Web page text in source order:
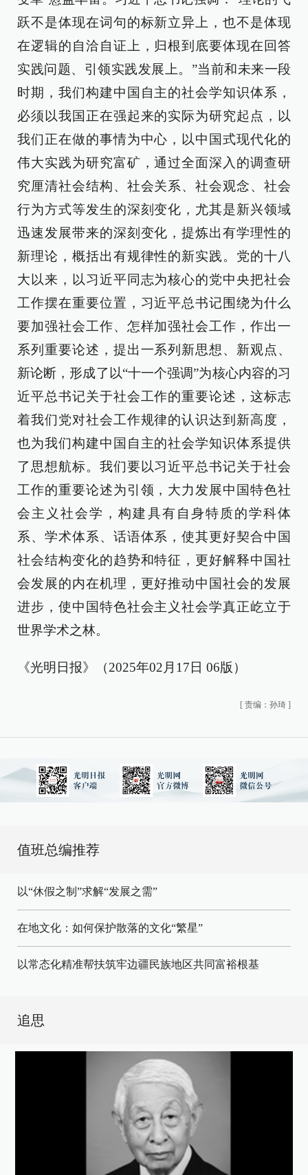
跃不是体现在词句的标新立异上，也不是体现
在逻辑的自洽自证上，归根到底要体现在回答
实践问题、引领实践发展上。”当前和未来一段
时期，我们构建中国自主的社会学知识体系，
必须以我国正在强起来的实际为研究起点，以
我们正在做的事情为中心，以中国式现代化的
伟大实践为研究富矿，通过全面深入的调查研
究厘清社会结构、社会关系、社会观念、社会
行为方式等发生的深刻变化，尤其是新兴领域
迅速发展带来的深刻变化，提炼出有学理性的
新理论，概括出有规律性的新实践。党的十八
大以来，以习近平同志为核心的党中央把社会
工作摆在重要位置，习近平总书记围绕为什么
要加强社会工作、怎样加强社会工作，作出一
系列重要论述，提出一系列新思想、新观点、
新论断，形成了以“十一个强调”为核心内容的习
近平总书记关于社会工作的重要论述，这标志
着我们党对社会工作规律的认识达到新高度，
也为我们构建中国自主的社会学知识体系提供
了思想航标。我们要以习近平总书记关于社会
工作的重要论述为引领，大力发展中国特色社
会主义社会学，构建具有自身特质的学科体
系、学术体系、话语体系，使其更好契合中国
社会结构变化的趋势和特征，更好解释中国社
会发展的内在机理，更好推动中国社会的发展
进步，使中国特色社会主义社会学真正屹立于
世界学术之林。
《光明日报》（2025年02月17日 06版）
[ 责编：孙琦 ]
值班总编推荐
以“休假之制”求解“发展之需”
在地文化：如何保护散落的文化“繁星”
以常态化精准帮扶筑牢边疆民族地区共同富裕根基
追思